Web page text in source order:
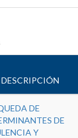
DESCRIPCIÓN
DE
DE
Y